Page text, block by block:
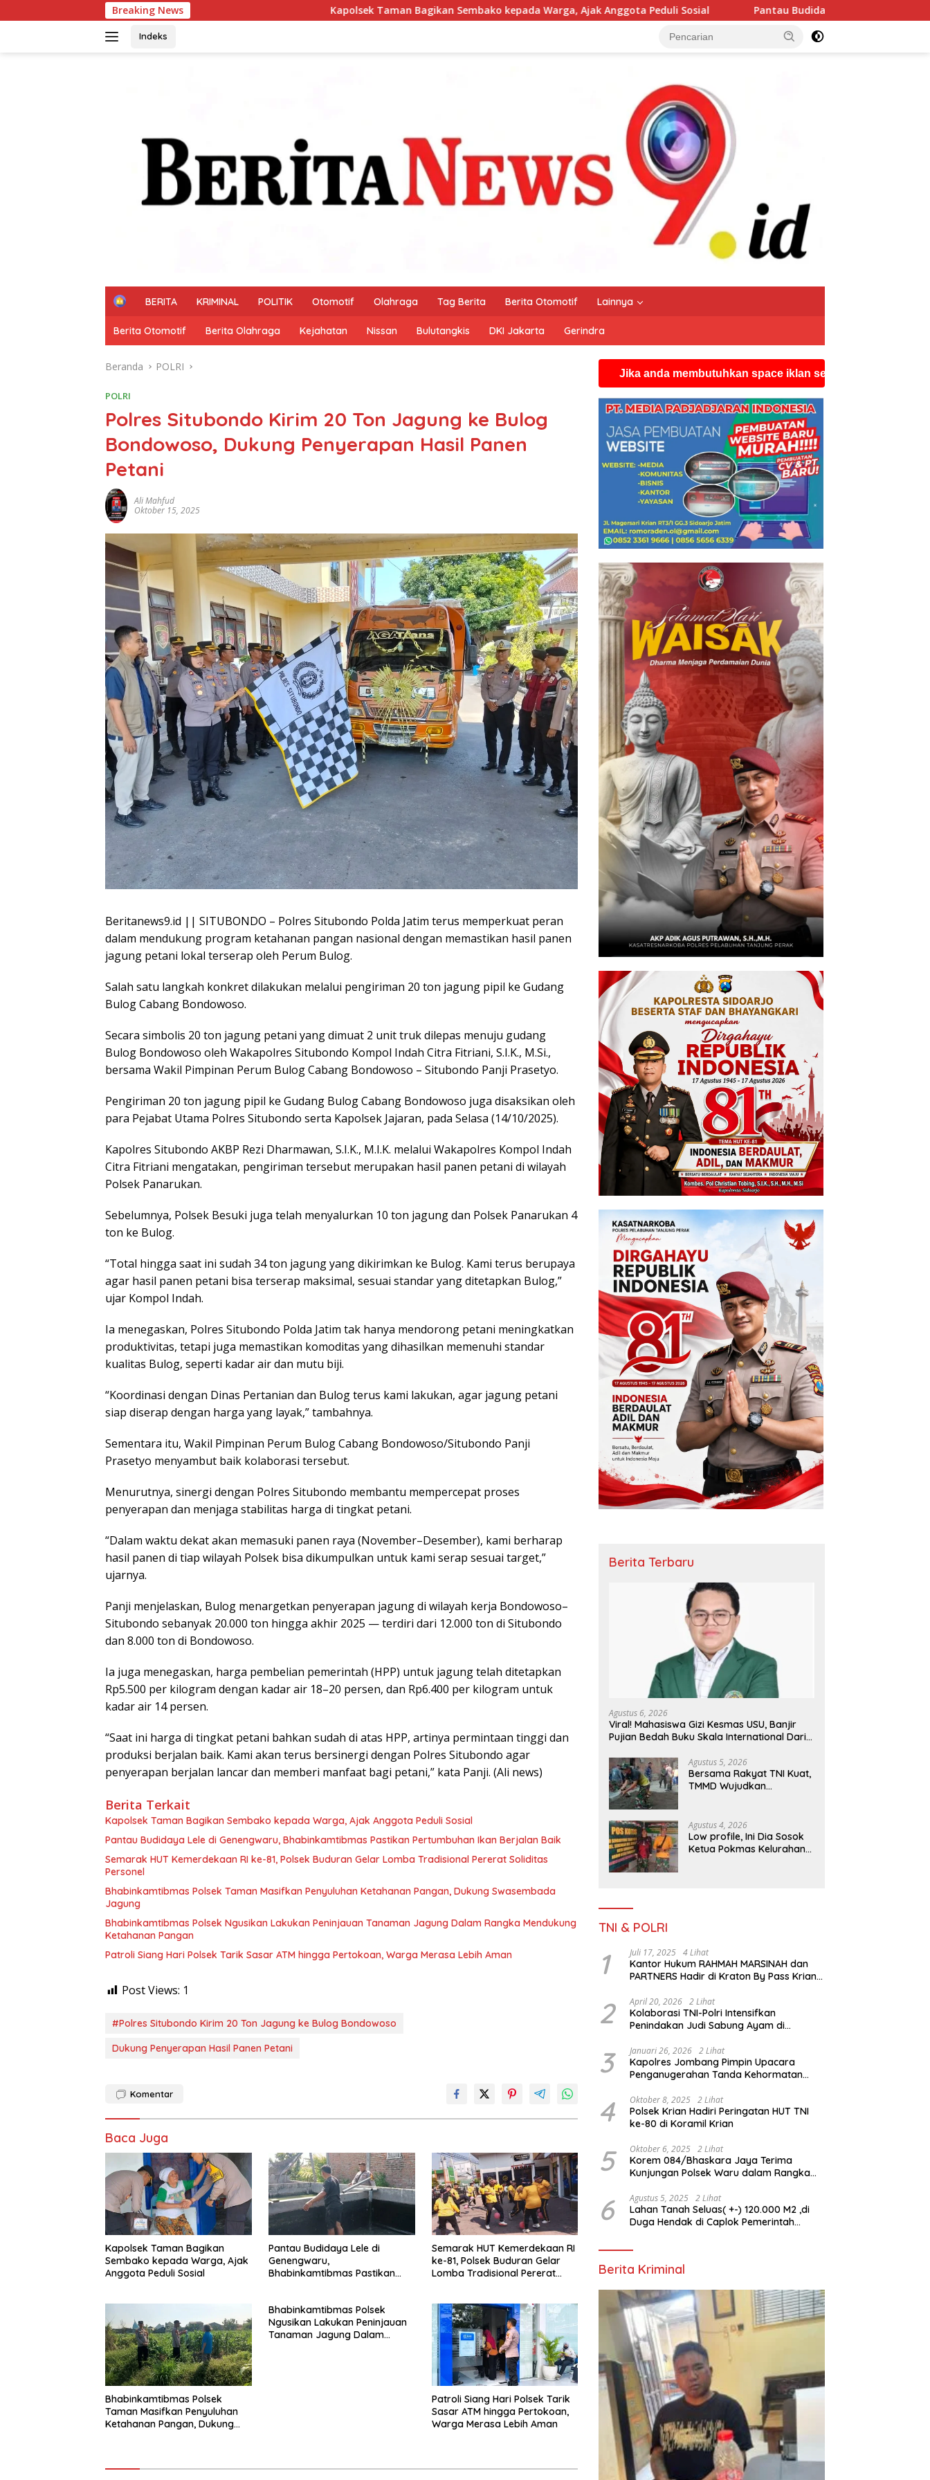
ke
Breaking News Kapolsek Taman Bagikan Sembako kepada Warga, Ajak Anggota Peduli Sosial Pantau Budidaya Lele di Genengwaru, Bhabinkamtibmas
Indeks
H
m
e
BERITA KRIMINAL POLITIK Otomotif Olahraga Tag Berita Berita Otomotif Lainnya
Berita Otomotif Berita Olahraga Kejahatan Nissan Bulutangkis DKI Jakarta Gerindra
Beranda POLRI
POLRI
Polres Situbondo Kirim 20 Ton Jagung ke Bulog
Bondowoso, Dukung Penyerapan Hasil Panen
Petani
Ali Mahfud
Oktober 15, 2025
Beritanews9.id || SITUBONDO – Polres Situbondo Polda Jatim terus memperkuat peran
dalam mendukung program ketahanan pangan nasional dengan memastikan hasil panen
jagung petani lokal terserap oleh Perum Bulog.
Salah satu langkah konkret dilakukan melalui pengiriman 20 ton jagung pipil ke Gudang
Bulog Cabang Bondowoso.
Secara simbolis 20 ton jagung petani yang dimuat 2 unit truk dilepas menuju gudang
Bulog Bondowoso oleh Wakapolres Situbondo Kompol Indah Citra Fitriani, S.I.K., M.Si.,
bersama Wakil Pimpinan Perum Bulog Cabang Bondowoso – Situbondo Panji Prasetyo.
Pengiriman 20 ton jagung pipil ke Gudang Bulog Cabang Bondowoso juga disaksikan oleh
para Pejabat Utama Polres Situbondo serta Kapolsek Jajaran, pada Selasa (14/10/2025).
Kapolres Situbondo AKBP Rezi Dharmawan, S.I.K., M.I.K. melalui Wakapolres Kompol Indah
Citra Fitriani mengatakan, pengiriman tersebut merupakan hasil panen petani di wilayah
Polsek Panarukan.
Sebelumnya, Polsek Besuki juga telah menyalurkan 10 ton jagung dan Polsek Panarukan 4
ton ke Bulog.
“Total hingga saat ini sudah 34 ton jagung yang dikirimkan ke Bulog. Kami terus berupaya
agar hasil panen petani bisa terserap maksimal, sesuai standar yang ditetapkan Bulog,”
ujar Kompol Indah.
Ia menegaskan, Polres Situbondo Polda Jatim tak hanya mendorong petani meningkatkan
produktivitas, tetapi juga memastikan komoditas yang dihasilkan memenuhi standar
kualitas Bulog, seperti kadar air dan mutu biji.
“Koordinasi dengan Dinas Pertanian dan Bulog terus kami lakukan, agar jagung petani
siap diserap dengan harga yang layak,” tambahnya.
Sementara itu, Wakil Pimpinan Perum Bulog Cabang Bondowoso/Situbondo Panji
Prasetyo menyambut baik kolaborasi tersebut.
Menurutnya, sinergi dengan Polres Situbondo membantu mempercepat proses
penyerapan dan menjaga stabilitas harga di tingkat petani.
“Dalam waktu dekat akan memasuki panen raya (November–Desember), kami berharap
hasil panen di tiap wilayah Polsek bisa dikumpulkan untuk kami serap sesuai target,”
ujarnya.
Panji menjelaskan, Bulog menargetkan penyerapan jagung di wilayah kerja Bondowoso–
Situbondo sebanyak 20.000 ton hingga akhir 2025 — terdiri dari 12.000 ton di Situbondo
dan 8.000 ton di Bondowoso.
Ia juga menegaskan, harga pembelian pemerintah (HPP) untuk jagung telah ditetapkan
Rp5.500 per kilogram dengan kadar air 18–20 persen, dan Rp6.400 per kilogram untuk
kadar air 14 persen.
“Saat ini harga di tingkat petani bahkan sudah di atas HPP, artinya permintaan tinggi dan
produksi berjalan baik. Kami akan terus bersinergi dengan Polres Situbondo agar
penyerapan berjalan lancar dan memberi manfaat bagi petani,” kata Panji. (Ali news)
Berita Terkait
Kapolsek Taman Bagikan Sembako kepada Warga, Ajak Anggota Peduli Sosial
Pantau Budidaya Lele di Genengwaru, Bhabinkamtibmas Pastikan Pertumbuhan Ikan Berjalan Baik
Semarak HUT Kemerdekaan RI ke-81, Polsek Buduran Gelar Lomba Tradisional Pererat Soliditas
Personel
Bhabinkamtibmas Polsek Taman Masifkan Penyuluhan Ketahanan Pangan, Dukung Swasembada
Jagung
Bhabinkamtibmas Polsek Ngusikan Lakukan Peninjauan Tanaman Jagung Dalam Rangka Mendukung
Ketahanan Pangan
Patroli Siang Hari Polsek Tarik Sasar ATM hingga Pertokoan, Warga Merasa Lebih Aman
Post Views: 1
#Polres Situbondo Kirim 20 Ton Jagung ke Bulog Bondowoso
Dukung Penyerapan Hasil Panen Petani
Komentar
Baca Juga
Kapolsek Taman Bagikan
Sembako kepada Warga, Ajak
Anggota Peduli Sosial
Pantau Budidaya Lele di
Genengwaru,
Bhabinkamtibmas Pastikan
Semarak HUT Kemerdekaan RI
ke-81, Polsek Buduran Gelar
Lomba Tradisional Pererat
Bhabinkamtibmas Polsek
Taman Masifkan Penyuluhan
Ketahanan Pangan, Dukung
Bhabinkamtibmas Polsek
Ngusikan Lakukan Peninjauan
Tanaman Jagung Dalam
Patroli Siang Hari Polsek Tarik
Sasar ATM hingga Pertokoan,
Warga Merasa Lebih Aman
Jika anda membutuhkan space iklan seperti ini silahkan hubungi
Berita Terbaru
Agustus 6, 2026
Viral! Mahasiswa Gizi Kesmas USU, Banjir
Pujian Bedah Buku Skala International Dari
Agustus 5, 2026
Bersama Rakyat TNI Kuat,
TMMD Wujudkan
Ketahanan Nasional di
Daerah.
Agustus 4, 2026
Low profile, Ini Dia Sosok
Ketua Pokmas Kelurahan
TNI & POLRI
1 Juli 17, 2025 4 Lihat
Kantor Hukum RAHMAH MARSINAH dan
PARTNERS Hadir di Kraton By Pass Krian
2 April 20, 2026 2 Lihat
Kolaborasi TNI-Polri Intensifkan
Penindakan Judi Sabung Ayam di
3 Januari 26, 2026 2 Lihat
Kapolres Jombang Pimpin Upacara
Penganugerahan Tanda Kehormatan
Polri
4 Oktober 8, 2025 2 Lihat
Polsek Krian Hadiri Peringatan HUT TNI
ke-80 di Koramil Krian
5 Oktober 6, 2025 2 Lihat
Korem 084/Bhaskara Jaya Terima
Kunjungan Polsek Waru dalam Rangka
6 Agustus 5, 2025 2 Lihat
Lahan Tanah Seluas( +-) 120.000 M2 ,di
Duga Hendak di Caplok Pemerintah
Berita Kriminal